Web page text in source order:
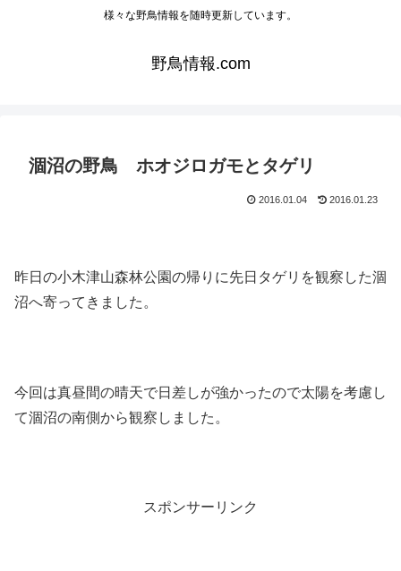
様々な野鳥情報を随時更新しています。
野鳥情報.com
涸沼の野鳥 ホオジロガモとタゲリ
2016.01.04 2016.01.23
昨日の小木津山森林公園の帰りに先日タゲリを観察した涸
沼へ寄ってきました。
今回は真昼間の晴天で日差しが強かったので太陽を考慮し
て涸沼の南側から観察しました。
スポンサーリンク